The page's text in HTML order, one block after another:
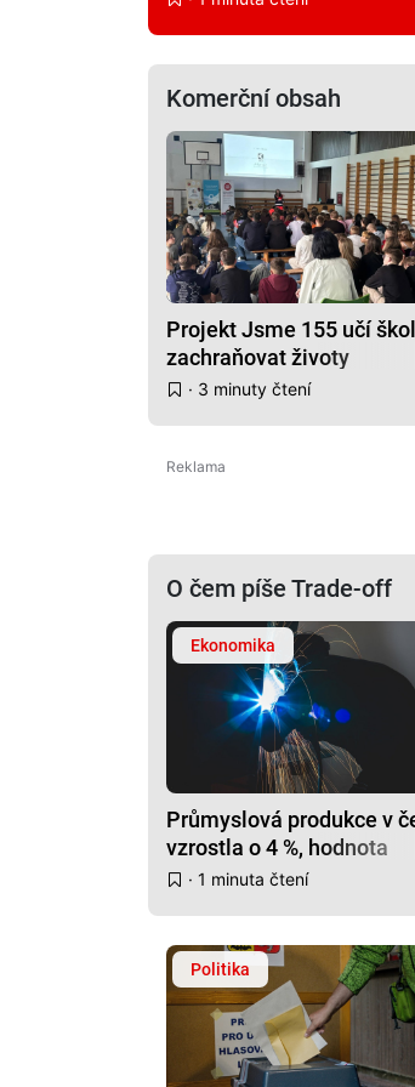
Komerční obsah
Projekt Jsme 155 učí
zachraňovat životy
· 3 minuty čtení
O čem píše Trade-off
Ekonomika
Průmyslová produkce v
vzrostla o 4 %, hodnota
zakázek stoupla
· 1 minuta čtení
Politika